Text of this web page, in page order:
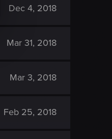
Dec 4, 2018
Mar 31, 2018
Mar 3, 2018
Feb 25, 2018